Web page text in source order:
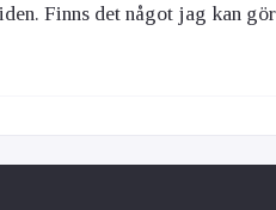
Finns det något jag kan